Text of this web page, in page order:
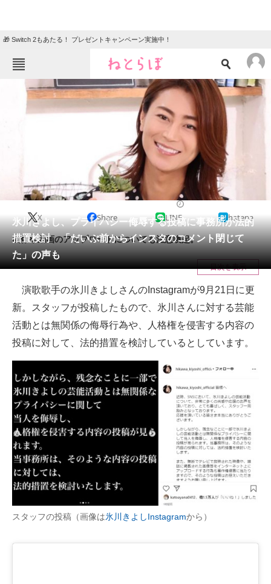
🎁 Switch 2もあたる！ プレゼントキャンペーン実施中！
ねとらぼメニュー
ニュース
クイズ
地域
教育・育児
リサーチ
会員記事
メディア
注目記事を集めた総合ページ
ITの今と未来を見通す
スマホと通信の最新トレンド
進化するPCとデバイスの未来
好きが集まる 比べて選べる
ビジネスと働き方のヒント
AI活用のいまが分かる
企業ITのトレンドを詳説
経営リーダーのコミュニティ
マーケ×ITの今がよく分かる
氷川きよし、プライバシー侮辱する投稿に事務所が法的
措置検討 「だいぶ前からインスタのコメント閉じて
た」の声も
X Share LINE hatena
画像や動画のアップロードについても注意喚起。
目次を表示
演歌歌手の氷川きよしさんのInstagramが9月21日に更
新。スタッフが投稿したもので、氷川さんに対する芸能
活動とは無関係の侮辱行為や、人格権を侵害する内容の
投稿に対して、法的措置を検討しているとしています。
スタッフの投稿（画像は氷川きよしInstagramから）